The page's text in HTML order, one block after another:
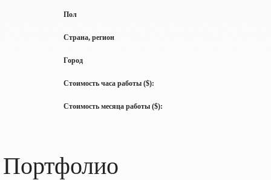
Пол
Страна, регион
Город
Стоимость часа работы ($):
Стоимость месяца работы ($):
Портфолио